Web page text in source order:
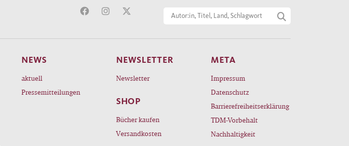
NEWS
aktuell
Pressemitteilungen
NEWSLETTER
Newsletter
SHOP
Bücher kaufen
Versandkosten
META
Impressum
Datenschutz
Barrierefreiheitserklärung
TDM-Vorbehalt
Nachhaltigkeit